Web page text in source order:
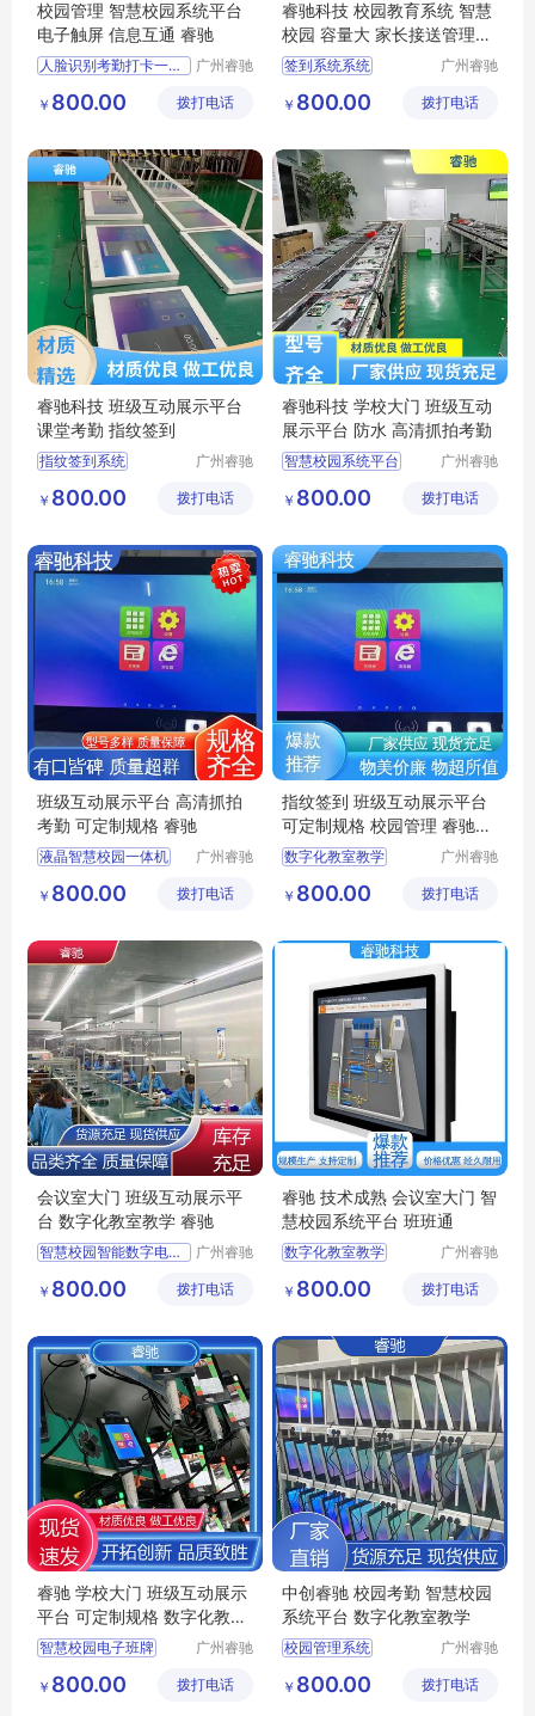
校园管理 智慧校园系统平台
电子触屏 信息互通 睿驰
人脸识别考勤打卡一体化管理系统触摸一体机
班级打卡报到电子班牌
班级互动展示平台
广州睿驰
公司
￥ 800.00 拨打电话
睿驰科技 校园教育系统 智慧
校园 容量大 家长接送管理平
台
签到系统系统
班级互动展示平台
自助测温系统
广州睿驰
公司
￥ 800.00 拨打电话
睿驰科技 班级互动展示平台
课堂考勤 指纹签到
指纹签到系统
数字化教室教学
液晶智慧校园一体机
广州睿驰
公司
￥ 800.00 拨打电话
睿驰科技 学校大门 班级互动
展示平台 防水 高清抓拍考勤
智慧校园系统平台
校园管理系统
指纹签到系统
广州睿驰
公司
￥ 800.00 拨打电话
班级互动展示平台 高清抓拍
考勤 可定制规格 睿驰
液晶智慧校园一体机
电子班牌触摸一体机
数字化教室教学
广州睿驰
公司
￥ 800.00 拨打电话
指纹签到 班级互动展示平台
可定制规格 校园管理 睿驰科
技
数字化教室教学
班级打卡报到电子班牌
广州睿驰
公司
￥ 800.00 拨打电话
会议室大门 班级互动展示平
台 数字化教室教学 睿驰
智慧校园智能数字电子班牌一体机壁挂测温考勤系统
班级互动展示平台
家长接送管理平台
广州睿驰
公司
￥ 800.00 拨打电话
睿驰 技术成熟 会议室大门 智
慧校园系统平台 班班通
数字化教室教学
校园管理系统
班级互动展示平台
广州睿驰
公司
￥ 800.00 拨打电话
睿驰 学校大门 班级互动展示
平台 可定制规格 数字化教室
教学
智慧校园电子班牌
智慧校园电话电子班牌
广州睿驰
公司
￥ 800.00 拨打电话
中创睿驰 校园考勤 智慧校园
系统平台 数字化教室教学
校园管理系统
考勤统计电子班牌
广州睿驰
公司
￥ 800.00 拨打电话